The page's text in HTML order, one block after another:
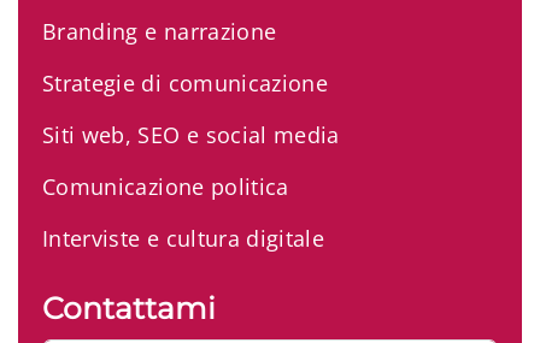
Branding e narrazione
Strategie di comunicazione
Siti web, SEO e social media
Comunicazione politica
Interviste e cultura digitale
Contattami